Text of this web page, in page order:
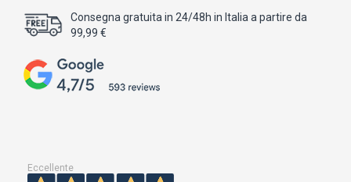
Consegna gratuita in 24/48h in Italia a partire da
99,99 €
Eccellente